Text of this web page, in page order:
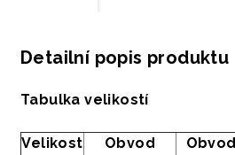
Detailní popis produktu
Tabulka velikostí
Velikost
Obvod
Obvod